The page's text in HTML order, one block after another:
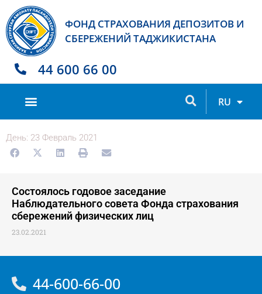
ФОНД СТРАХОВАНИЯ ДЕПОЗИТОВ И
СБЕРЕЖЕНИЙ ТАДЖИКИСТАНА
44 600 66 00
RU
EN
День: 23 Февраль 2021
Состоялось годовое заседание
Наблюдательного совета Фонда страхования
сбережений физических лиц
23.02.2021
44-600-66-00